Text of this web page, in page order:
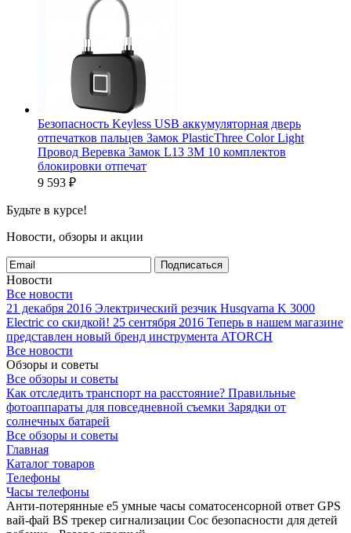
Безопасность Keyless USB аккумуляторная дверь
отпечатков пальцев Замок PlasticThree Color Light
Провод Веревка Замок L13 3M 10 комплектов
блокировки отпечат
9 593 ₽
Будьте в курсе!
Новости, обзоры и акции
Подписаться
Новости
Все новости
21 декабря 2016 Электрический резчик Husqvarna K 3000
Electric со скидкой! 25 сентября 2016 Теперь в нашем магазине
представлен новый бренд инструмента ATORCH
Все новости
Обзоры и советы
Все обзоры и советы
Как отследить транспорт на расстояние? Правильные
фотоаппараты для повседневной съемки Зарядки от
солнечных батарей
Все обзоры и советы
Главная
Каталог товаров
Телефоны
Часы телефоны
Анти-потерянные e5 умные часы соматосенсорной ответ GPS
вай-фай BS трекер сигнализации Сос безопасности для детей